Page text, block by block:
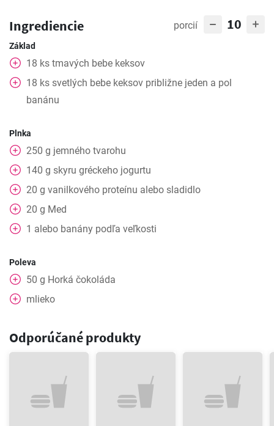
Ingrediencie porcií 10
Základ
18 ks tmavých bebe keksov
18 ks svetlých bebe keksov približne jeden a pol
banánu
Plnka
250 g jemného tvarohu
140 g skyru gréckeho jogurtu
20 g vanilkového proteínu alebo sladidlo
20 g Med
1 alebo banány podľa veľkosti
Poleva
50 g Horká čokoláda
mlieko
Odporúčané produkty